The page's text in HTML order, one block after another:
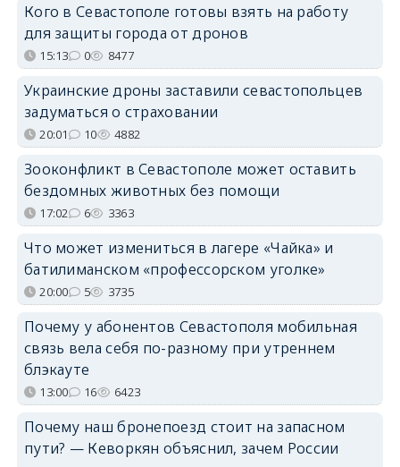
Кого в Севастополе готовы взять на работу
для защиты города от дронов
15:13 0 8477
Украинские дроны заставили севастопольцев
задуматься о страховании
20:01 10 4882
Зооконфликт в Севастополе может оставить
бездомных животных без помощи
17:02 6 3363
Что может измениться в лагере «Чайка» и
батилиманском «профессорском уголке»
20:00 5 3735
Почему у абонентов Севастополя мобильная
связь вела себя по-разному при утреннем
блэкауте
13:00 16 6423
Почему наш бронепоезд стоит на запасном
пути? — Кеворкян объяснил, зачем России